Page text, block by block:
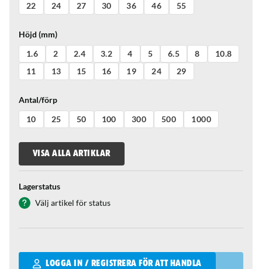
22
24 27 30 36 46 55
Höjd (mm)
1.6
2 2.4 3.2 4 5 6.5 8
10.8
11
13 15 16 19 24 29
Antal/förp
10
25 50 100 300 500 1000
VISA ALLA ARTIKLAR
Lagerstatus
Välj artikel för status
LOGGA IN / REGISTRERA FÖR ATT HANDLA
Qantity